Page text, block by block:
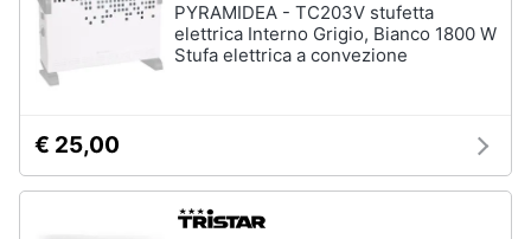
PYRAMIDEA - TC203V stufetta
elettrica Interno Grigio, Bianco 1800 W
Stufa elettrica a convezione
€ 25,00